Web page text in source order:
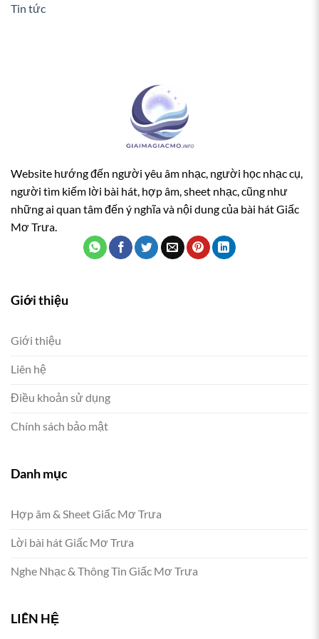
Tin tức
Website hướng đến người yêu âm nhạc, người học nhạc cụ,
người tìm kiếm lời bài hát, hợp âm, sheet nhạc, cũng như
những ai quan tâm đến ý nghĩa và nội dung của bài hát Giấc
Mơ Trưa.
Giới thiệu
Giới thiệu
Liên hệ
Điều khoản sử dụng
Chính sách bảo mật
Danh mục
Hợp âm & Sheet Giấc Mơ Trưa
Lời bài hát Giấc Mơ Trưa
Nghe Nhạc & Thông Tin Giấc Mơ Trưa
LIÊN HỆ